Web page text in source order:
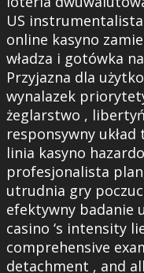
US
online kasyno
władza i gotówka
Przyjazna dla
wynalazek
żeglarstwo ,
responsywny
linia kasyno
profesjonalista
utrudnia gry
efektywny badanie
casino ‘s intensity
comprehensive
detachment , and